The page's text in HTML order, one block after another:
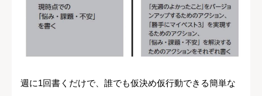
週に1回書くだけで、誰でも仮決め仮行動できる簡単な